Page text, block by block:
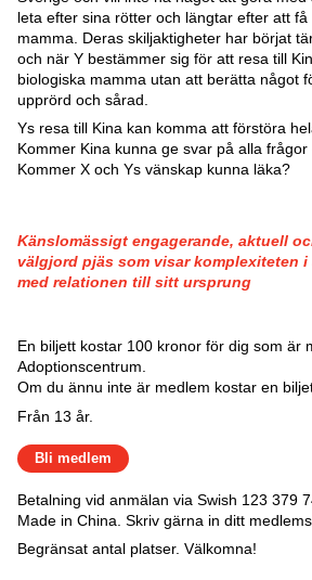
leta efter sina rötter och längtar efter att få
mamma. Deras skiljaktigheter har börjat
och när Y bestämmer sig för att resa till
biologiska mamma utan att berätta något
upprörd och sårad.
Ys resa till Kina kan komma att förstöra
Kommer Kina kunna ge svar på alla
Kommer X och Ys vänskap kunna läka?
Känslomässigt engagerande, aktuell
välgjord pjäs som visar komplexiteten i
med relationen till sitt ursprung
En biljett kostar 100 kronor för dig som är
Adoptionscentrum.
Om du ännu inte är medlem kostar en
Från 13 år.
Bli medlem
Betalning vid anmälan via Swish 123 379
Made in China. Skriv gärna in ditt
Begränsat antal platser. Välkomna!